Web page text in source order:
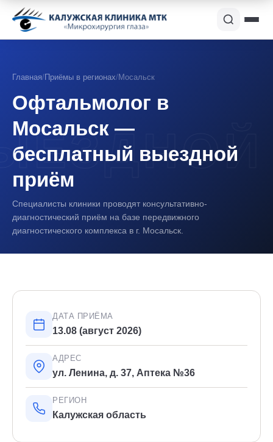
Главная/Приёмы в регионах/Мосальск
Офтальмолог в
Мосальск —
бесплатный выездной
приём
Специалисты клиники проводят консультативно-
диагностический приём на базе передвижного
диагностического комплекса в г. Мосальск.
ДАТА ПРИЁМА
13.08 (август 2026)
АДРЕС
ул. Ленина, д. 37, Аптека №36
РЕГИОН
Калужская область